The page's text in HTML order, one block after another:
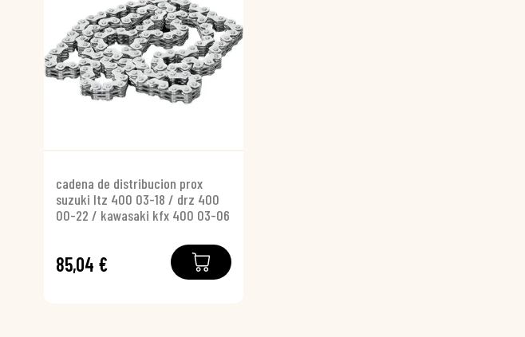
cadena de distribucion prox
suzuki ltz 400 03-18 / drz 400
00-22 / kawasaki kfx 400 03-06
85,04 €